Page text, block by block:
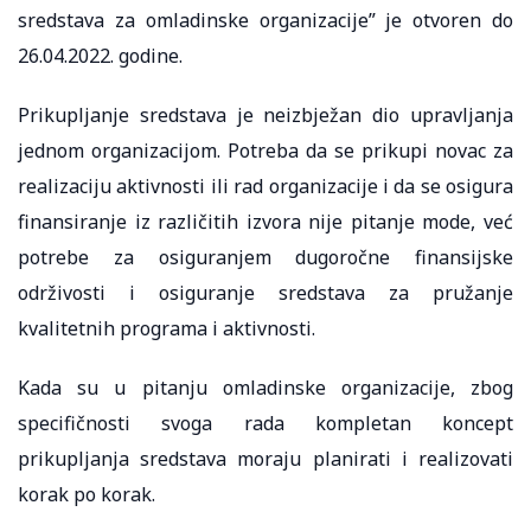
sredstava za omladinske organizacije” je otvoren do
26.04.2022. godine.
Prikupljanje sredstava je neizbježan dio upravljanja
jednom organizacijom. Potreba da se prikupi novac za
realizaciju aktivnosti ili rad organizacije i da se osigura
finansiranje iz različitih izvora nije pitanje mode, već
potrebe za osiguranjem dugoročne finansijske
održivosti i osiguranje sredstava za pružanje
kvalitetnih programa i aktivnosti.
Kada su u pitanju omladinske organizacije, zbog
specifičnosti svoga rada kompletan koncept
prikupljanja sredstava moraju planirati i realizovati
korak po korak.